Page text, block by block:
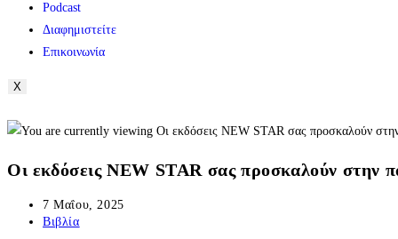
Podcast
Διαφημιστείτε
Επικοινωνία
X
Οι εκδόσεις NEW STAR σας προσκαλούν
7 Μαΐου, 2025
Βιβλία